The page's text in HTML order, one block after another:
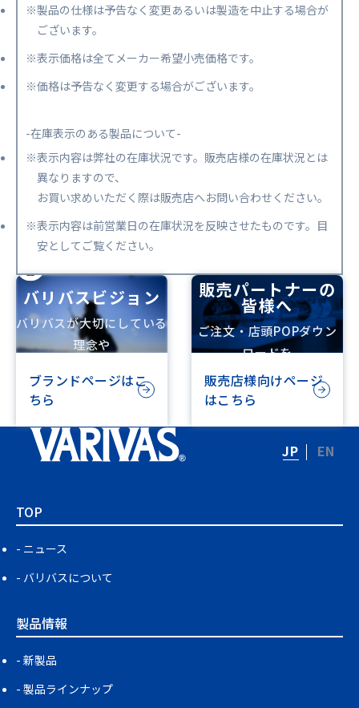
※製品の仕様は予告なく変更あるいは製造を中止する場合が
ございます。
※表示価格は全てメーカー希望小売価格です。
※価格は予告なく変更する場合がございます。
-在庫表示のある製品について-
※表示内容は弊社の在庫状況です。販売店様の在庫状況とは
異なりますので、
お買い求めいただく際は販売店へお問い合わせください。
※表示内容は前営業日の在庫状況を反映させたものです。目
安としてご覧ください。
バリバスビジョン
バリバスが大切にしている
理念や
ブランドページはこ
ちら
販売パートナーの
皆様へ
ご注文・店頭POPダウン
ロードを
行えます
販売店様向けページ
はこちら
JP EN
TOP
ニュース
バリバスについて
製品情報
新製品
製品ラインナップ